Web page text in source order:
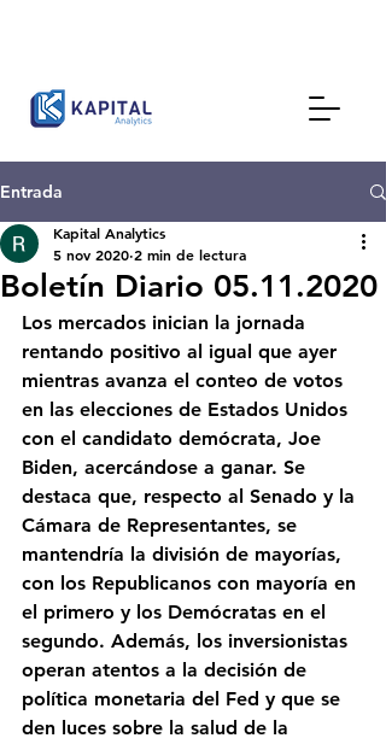
Entrada
Boletín Diario 05.11.2020
Kapital Analytics
5 nov 2020 2 min de lectura
Los mercados inician la jornada
rentando positivo al igual que ayer
mientras avanza el conteo de votos
en las elecciones de Estados Unidos
con el candidato demócrata, Joe
Biden, acercándose a ganar. Se
destaca que, respecto al Senado y la
Cámara de Representantes, se
mantendría la división de mayorías,
con los Republicanos con mayoría en
el primero y los Demócratas en el
segundo. Además, los inversionistas
operan atentos a la decisión de
política monetaria del Fed y que se
den luces sobre la salud de la